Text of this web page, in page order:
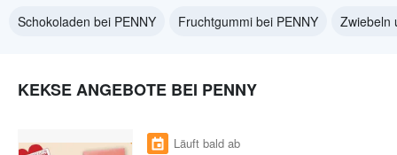
Schokoladen bei PENNY
Fruchtgummi bei PENNY Zwiebeln
KEKSE ANGEBOTE BEI PENNY
Läuft bald ab